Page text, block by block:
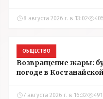
8 августа 2026 г. в 13:02 405
ОБЩЕСТВО
Возвращение жары:
погоде в
7 августа 2026 г. в 16:32 491